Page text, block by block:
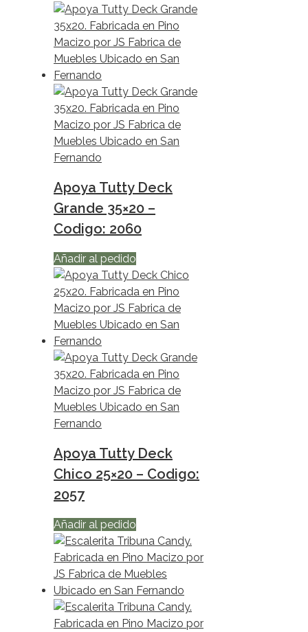
Apoya Tutty Deck
Grande 35×20 –
Codigo: 2060
Añadir al pedido
Apoya Tutty Deck
Chico 25×20 – Codigo:
2057
Añadir al pedido